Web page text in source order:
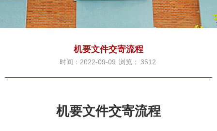
机要文件交寄流程
时间：2022-09-09 浏览： 3512
机要文件交寄流程